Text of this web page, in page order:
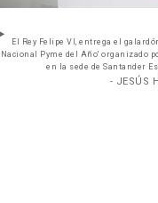
El Rey Felipe VI, entrega el
Nacional Pyme del Año' organizado
en la sede de Santander
- JESÚS